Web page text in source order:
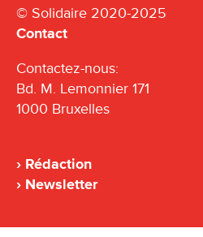
© Solidaire 2020-2025
Contact
Contactez-nous:
Bd. M. Lemonnier 171
1000 Bruxelles
Rédaction
Newsletter